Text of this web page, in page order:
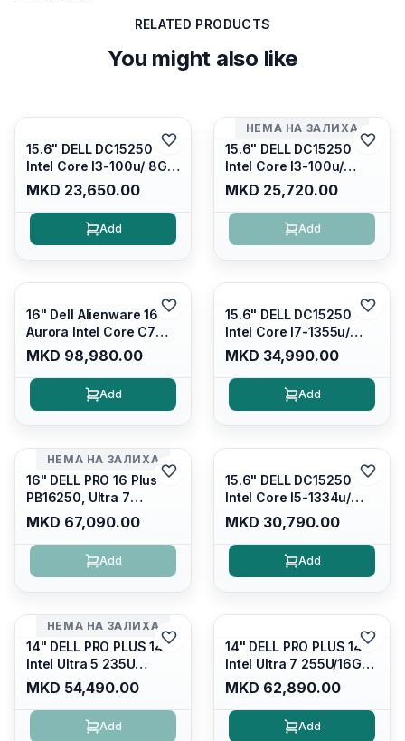
RELATED PRODUCTS
You might also like
15.6" DELL DC15250
Intel Core I3-100u/ 8GB
DDR4/ 512GB SSD M.2/
Iris Xe Graphics/ 120Hz
Anti-glare LED Display/
Backlit Kb/ Platinum
MKD 23,650.00
Add
НЕМА НА ЗАЛИХА
15.6" DELL DC15250
Intel Core I3-100u/
16GB DDR4/ 512GB SSD
M.2/ Iris Xe Graphics/
120Hz Anti-glare LED
Display/ Backlit Kb/
MKD 25,720.00
Add
16" Dell Alienware 16
Aurora Intel Core C7
240H /16GB RAM DDR5
5600mhz/ 1TB SSD M.2
Nvme/rtx4050 6GB/
Wqxga(2560x1600)
Win 11 Home/
MKD 98,980.00
Add
15.6" DELL DC15250
Intel Core I7-1355u/
16GB DDR4 / 512GB SSD
M.2 2230/ Intel UHD
Graphics/ 120Hz Anti-
glare FULLHD LED
MKD 34,990.00
Add
НЕМА НА ЗАЛИХА
16" DELL PRO 16 Plus
PB16250, Ultra 7
265U/16GB RAM (1x
16GB) 5600 Mhz DDR5/
512GB SSD M.2 Nvme/
/cam+mic,bt/backlit KB
MKD 67,090.00
Add
15.6" DELL DC15250
Intel Core I5-1334u/
16GB DDR4 (1x16gb
2666mhz)/ 512GB SSD
M.2 Nvme/ Intel UHD
Graphics/ 120Hz Anti-
MKD 30,790.00
Add
НЕМА НА ЗАЛИХА
14" DELL PRO PLUS 14
Intel Ultra 5 235U
Vpro/16gb RAM DDR5
5600mhz/ 512 GB SSD
M.2 Nvme
2230/FULLHD+ (16:10)
MKD 54,490.00
Add
14" DELL PRO PLUS 14
Intel Ultra 7 255U/16GB
RAM DDR5 5600mhz/
512 GB SSD M.2 Nvme
2230/FULLHD+ (16:10)
Ips/bt/backlit
MKD 62,890.00
Add